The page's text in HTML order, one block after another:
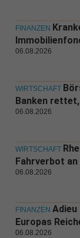
FINANZEN
06.08.2026
WIRTSCHAFT
Banken
06.08.2026
WIRTSCHAFT
Fahrverbot
06.08.2026
FINANZEN Adieu
Europas
06.08.2026